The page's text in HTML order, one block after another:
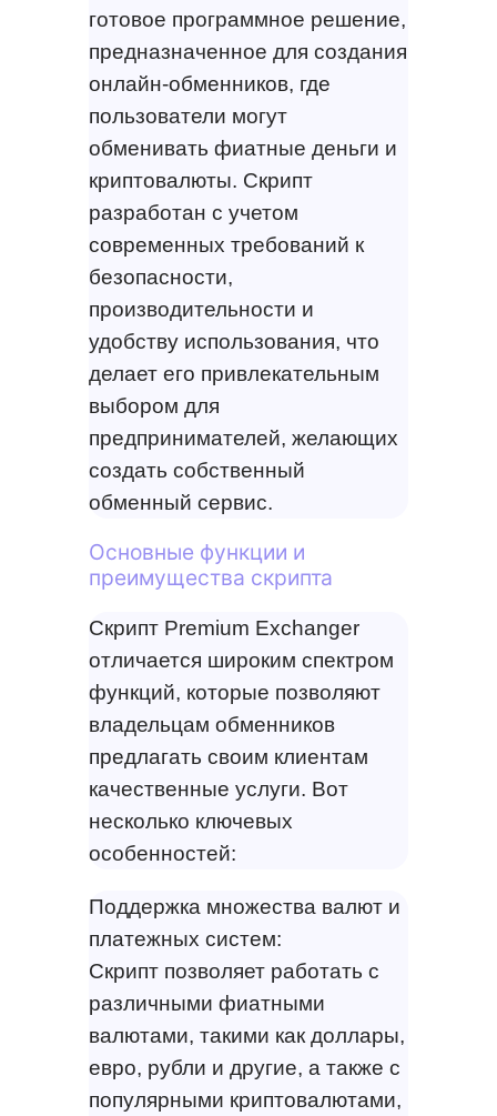
готовое программное решение,
предназначенное для создания
онлайн-обменников, где
пользователи могут
обменивать фиатные деньги и
криптовалюты. Скрипт
разработан с учетом
современных требований к
безопасности,
производительности и
удобству использования, что
делает его привлекательным
выбором для
предпринимателей, желающих
создать собственный
обменный сервис.
Основные функции и
преимущества скрипта
Скрипт Premium Exchanger
отличается широким спектром
функций, которые позволяют
владельцам обменников
предлагать своим клиентам
качественные услуги. Вот
несколько ключевых
особенностей:
Поддержка множества валют и
платежных систем:
Скрипт позволяет работать с
различными фиатными
валютами, такими как доллары,
евро, рубли и другие, а также с
популярными криптовалютами,